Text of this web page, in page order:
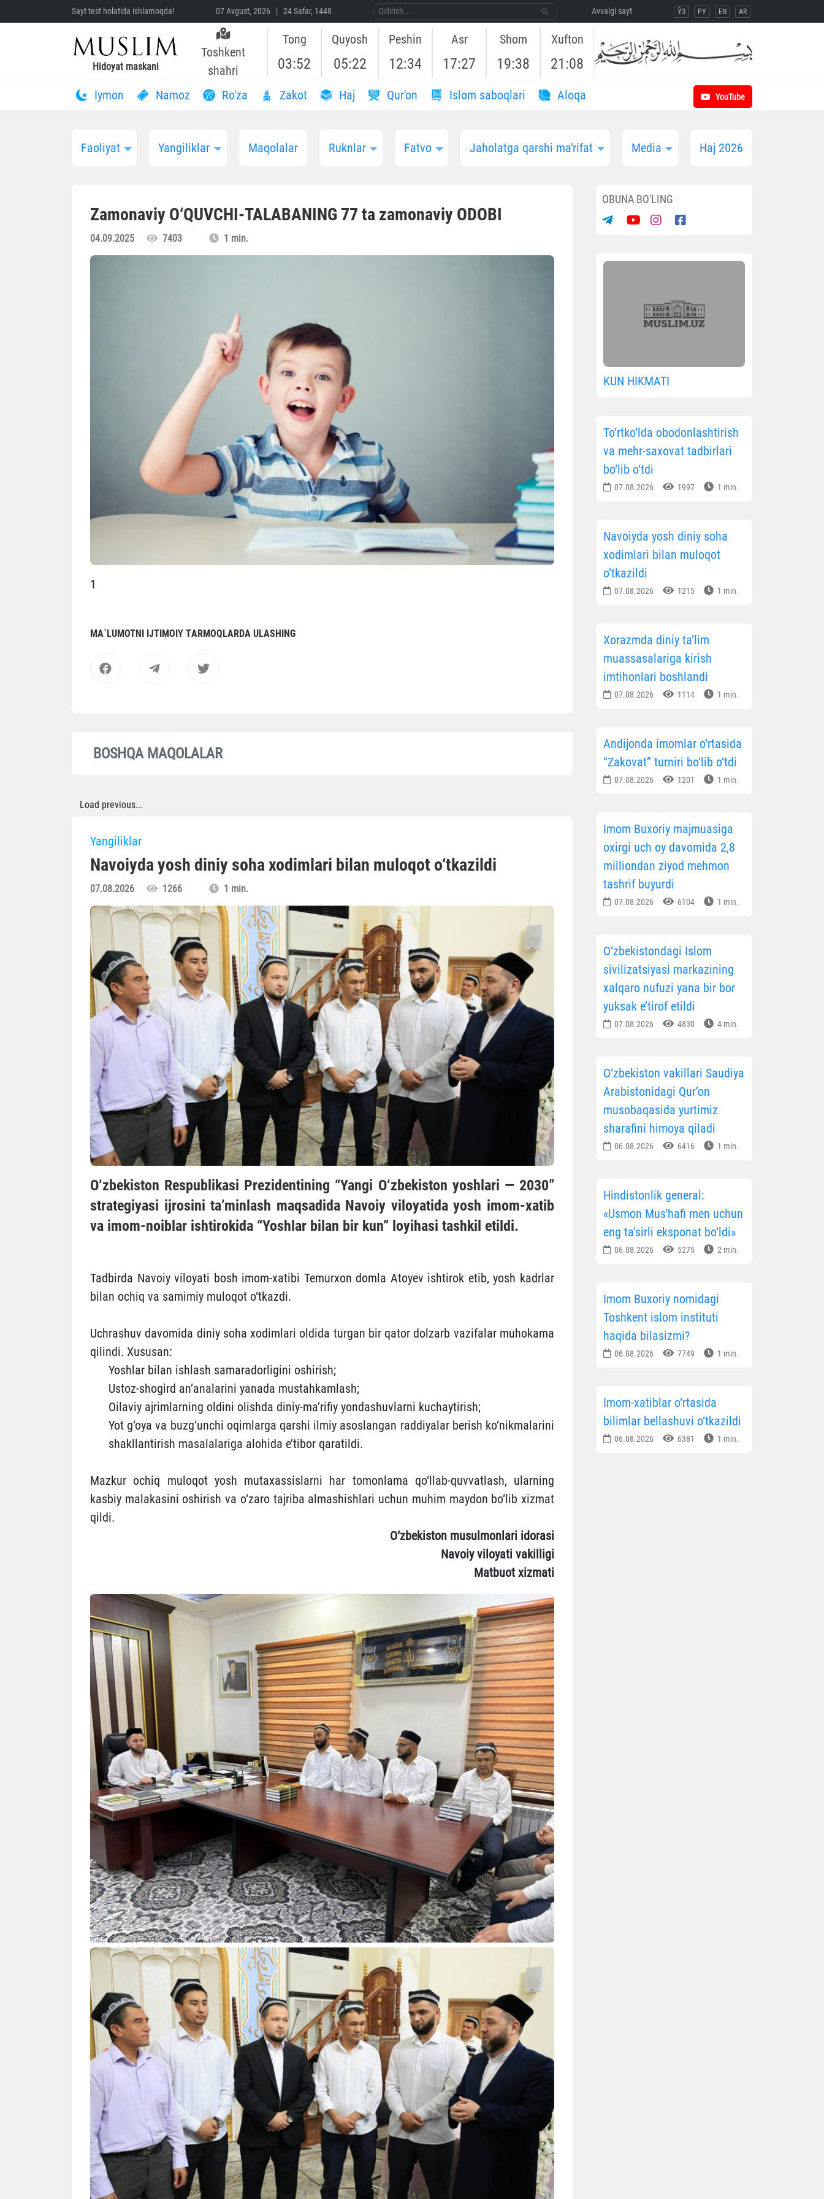
Sayt test holatida ishlamoqda! 07 Avgust, 2026 | 24 Safar, 1448 Avvalgi sayt ЎЗ РУ EN AR
Hidoyat maskani
Toshkent
shahri
Tong
03:52
Quyosh
05:22
Peshin
12:34
Asr
17:27
Shom
19:38
Xufton
21:08
Iymon Namoz Ro'za Zakot Haj Qur'on Islom saboqlari Aloqa YouTube
Faoliyat Yangiliklar Maqolalar Ruknlar Fatvo Jaholatga qarshi ma'rifat Media Haj 2026
Zamonaviy O‘QUVCHI-TALABANING 77 ta zamonaviy ODOBI
04.09.2025 7403 1 min.
1
MА`LUMOTNI IJTIMOIY TАRMOQLАRDА ULАSHING
BOSHQA MAQOLALAR
Load previous...
Yangiliklar
Navoiyda yosh diniy soha xodimlari bilan muloqot o‘tkazildi
07.08.2026 1266 1 min.
O‘zbekiston Respublikasi Prezidentining “Yangi O‘zbekiston yoshlari — 2030”
strategiyasi ijrosini ta’minlash maqsadida Navoiy viloyatida yosh imom-xatib
va imom-noiblar ishtirokida “Yoshlar bilan bir kun” loyihasi tashkil etildi.
Tadbirda Navoiy viloyati bosh imom-xatibi Temurxon domla Atoyev ishtirok etib, yosh kadrlar
bilan ochiq va samimiy muloqot o‘tkazdi.
Uchrashuv davomida diniy soha xodimlari oldida turgan bir qator dolzarb vazifalar muhokama
qilindi. Xususan:
Yoshlar bilan ishlash samaradorligini oshirish;
Ustoz-shogird an’analarini yanada mustahkamlash;
Oilaviy ajrimlarning oldini olishda diniy-ma’rifiy yondashuvlarni kuchaytirish;
Yot g‘oya va buzg‘unchi oqimlarga qarshi ilmiy asoslangan raddiyalar berish ko‘nikmalarini
shakllantirish masalalariga alohida e’tibor qaratildi.
Mazkur ochiq muloqot yosh mutaxassislarni har tomonlama qo‘llab-quvvatlash, ularning
kasbiy malakasini oshirish va o‘zaro tajriba almashishlari uchun muhim maydon bo‘lib xizmat
qildi.
O‘zbekiston musulmonlari idorasi
Navoiy viloyati vakilligi
Matbuot xizmati
OBUNA BO'LING
KUN HIKMATI
To‘rtko‘lda obodonlashtirish
va mehr-saxovat tadbirlari
bo‘lib o‘tdi
07.08.2026 1997 1 min.
Navoiyda yosh diniy soha
xodimlari bilan muloqot
o‘tkazildi
07.08.2026 1215 1 min.
Xorazmda diniy ta’lim
muassasalariga kirish
imtihonlari boshlandi
07.08.2026 1114 1 min.
Andijonda imomlar o‘rtasida
“Zakovat” turniri bo‘lib o‘tdi
07.08.2026 1201 1 min.
Imom Buxoriy majmuasiga
oxirgi uch oy davomida 2,8
milliondan ziyod mehmon
tashrif buyurdi
07.08.2026 6104 1 min.
O‘zbekistondagi Islom
sivilizatsiyasi markazining
xalqaro nufuzi yana bir bor
yuksak e’tirof etildi
07.08.2026 4830 4 min.
O‘zbekiston vakillari Saudiya
Arabistonidagi Qur’on
musobaqasida yurtimiz
sharafini himoya qiladi
06.08.2026 6416 1 min.
Hindistonlik general:
«Usmon Mus'hafi men uchun
eng ta’sirli eksponat bo‘ldi»
06.08.2026 5275 2 min.
Imom Buxoriy nomidagi
Toshkent islom instituti
haqida bilasizmi?
06.08.2026 7749 1 min.
Imom-xatiblar o‘rtasida
bilimlar bellashuvi o‘tkazildi
06.08.2026 6381 1 min.